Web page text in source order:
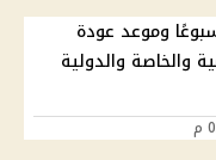
وموعد عودة
والخاصة والدولية